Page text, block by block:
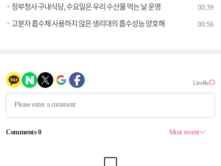
정부청사 구내식당, 수요일은 우리 수산물 먹는 날 운영 00:39
고분자 흡수체 사용하지 않은 생리대의 흡수성능 양호해 00:56